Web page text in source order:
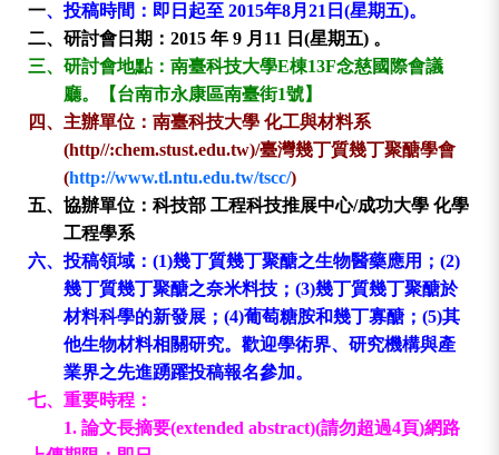
一、投稿時間：即日起至 2015年8月 21 日 (星期五)。
二、 研討會日期：2015 年 9 月 11 日 (星期五) 。
三、 研討會地點： 南臺科技大學E棟13F念慈國際會議
廳。【台南市永康區南臺街1號】
四、 主辦單位： 南臺科技大學 化工與材料系
(http//:chem.stust.edu.tw)/臺灣幾丁質幾丁聚醣學會
(http://www.tl.ntu.edu.tw/tscc/)
五、 協辦單位：科技部 工程科技推展中心/成功大學 化學
工程學系
六、投稿領域： (1)幾丁質幾丁聚醣之生物醫藥應用； (2)
幾丁質幾丁聚醣之奈米料技； (3)幾丁質幾丁聚醣於
材料科學的新發展； (4)葡萄糖胺和幾丁寡醣； (5)其
他生物材料相關研究。歡迎學術界、研究機構與產
業界之先進踴躍投稿報名參加。
七、 重要時程：
1. 論文長摘要(extended abstract)(請勿超過4頁)網路